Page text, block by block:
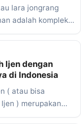
lara jongrang
adalah kompleks
Ijen dengan
di Indonesia
( atau bisa
) merupakan